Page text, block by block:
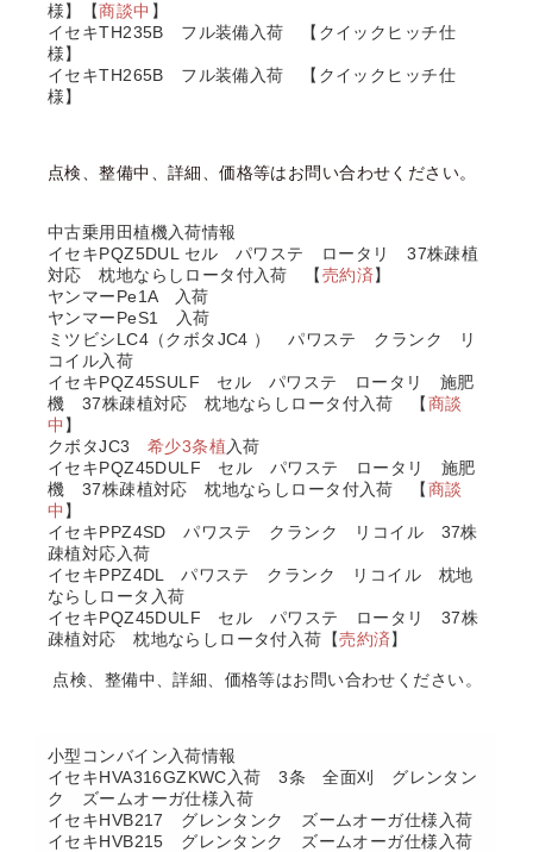
様】【商談中 】
イセキTH235B フル装備入荷 【クイックヒッチ仕
様】
イセキTH265B フル装備入荷 【クイックヒッチ仕
様】
点検、整備中、詳細、価格等はお問い合わせください。
中古乗用田植機入荷情報
イセキPQZ5DUL セル パワステ ロータリ 37株疎植
対応 枕地ならしロータ付入荷 【売約済】
ヤンマーPe1A 入荷
ヤンマーPeS1 入荷
ミツビシLC4（クボタJC4 ） パワステ クランク リ
コイル入荷
イセキPQZ45SULF セル パワステ ロータリ 施肥
機 37株疎植対応 枕地ならしロータ付入荷 【商談
中 】
クボタJC3 希少3条植 入荷
イセキPQZ45DULF セル パワステ ロータリ 施肥
機 37株疎植対応 枕地ならしロータ付入荷 【商談
中 】
イセキPPZ4SD パワステ クランク リコイル 37株
疎植対応入荷
イセキPPZ4DL パワステ クランク リコイル 枕地
ならしロータ入荷
イセキPQZ45DULF セル パワステ ロータリ 37株
疎植対応 枕地ならしロータ付入荷【売約済】
点検、整備中、詳細、価格等はお問い合わせください。
小型コンバイン入荷情報
イセキHVA316GZKWC入荷 3条 全面刈 グレンタン
ク ズームオーガ仕様入荷
イセキHVB217 グレンタンク ズームオーガ仕様入荷
イセキHVB215 グレンタンク ズームオーガ仕様入荷